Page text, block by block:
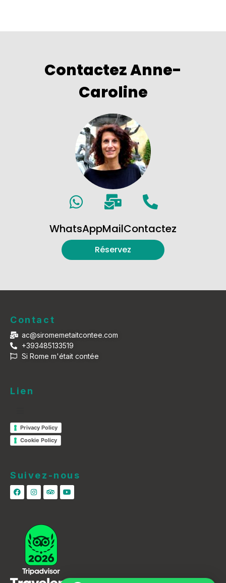
Contactez Anne-
Caroline
WhatsAppMailContactez
Réservez
Contact
ac@siromemetaitcontee.com
+393485133519
Si Rome m'était contée
Lien
Privacy Policy
Cookie Policy
Suivez-nous